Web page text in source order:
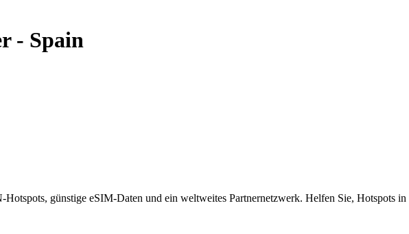
- Spain
günstige eSIM-Daten und ein weltweites Partnernetzwerk. Helfen Sie, Hotspots